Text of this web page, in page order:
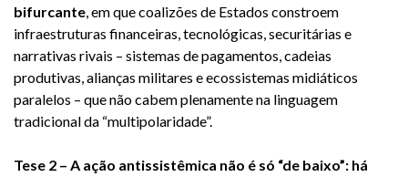
bifurcante, em que coalizões de Estados constroem
infraestruturas financeiras, tecnológicas, securitárias e
narrativas rivais – sistemas de pagamentos, cadeias
produtivas, alianças militares e ecossistemas midiáticos
paralelos – que não cabem plenamente na linguagem
tradicional da “multipolaridade”.
Tese 2 – A ação antissistêmica não é só “de baixo”: há